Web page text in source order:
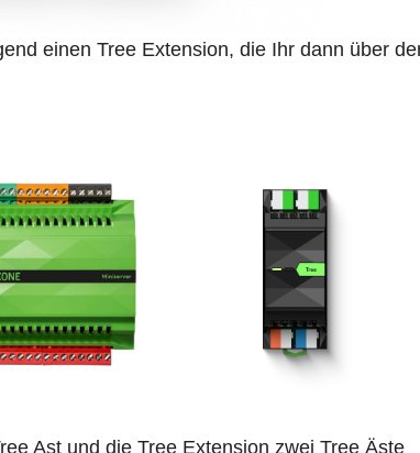
einen Tree Extension, die Ihr dann über
Ast und die Tree Extension zwei Tree Äste